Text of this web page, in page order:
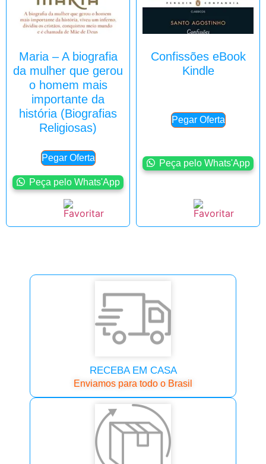
Maria – A biografia
da mulher que gerou
o homem mais
importante da
história (Biografias
Religiosas)
Pegar Oferta
Peça pelo Whats'App
Confissões eBook
Kindle
Pegar Oferta
Peça pelo Whats'App
RECEBA EM CASA
Enviamos para todo o Brasil